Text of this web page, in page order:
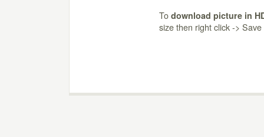
To download picture in
size then right click ->